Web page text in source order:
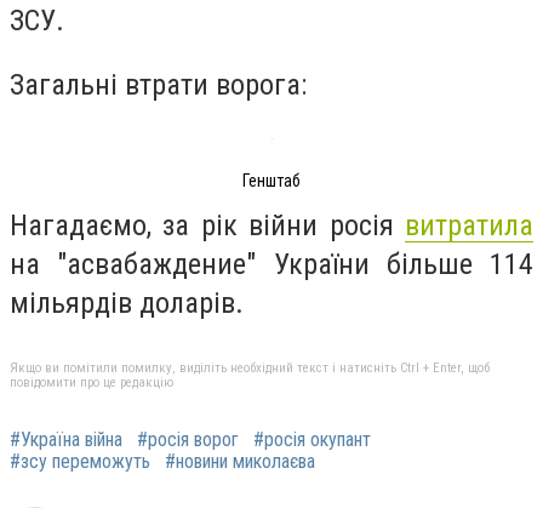
ЗСУ.
Загальні втрати ворога:
Генштаб
Нагадаємо, за рік війни росія витратила
на "асвабаждение" України більше 114
мільярдів доларів.
Якщо ви помітили помилку, виділіть необхідний текст і натисніть Ctrl + Enter, щоб
повідомити про це редакцію
#Україна війна #росія ворог
#росія окупант
#зсу переможуть
#новини миколаєва